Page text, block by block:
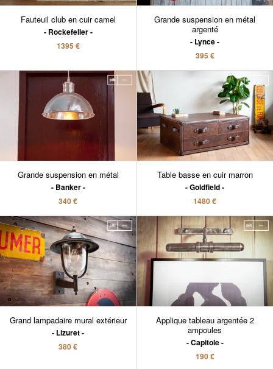
Fauteuil club en cuir camel
Rockefeller
1395 €
Grande suspension en métal
argenté
Lynce
395 €
Grande suspension en métal
Banker
340 €
Table basse en cuir marron
Goldfield
1480 €
Grand lampadaire mural extérieur
Lizuret
380 €
Applique tableau argentée 2
ampoules
Capitole
190 €